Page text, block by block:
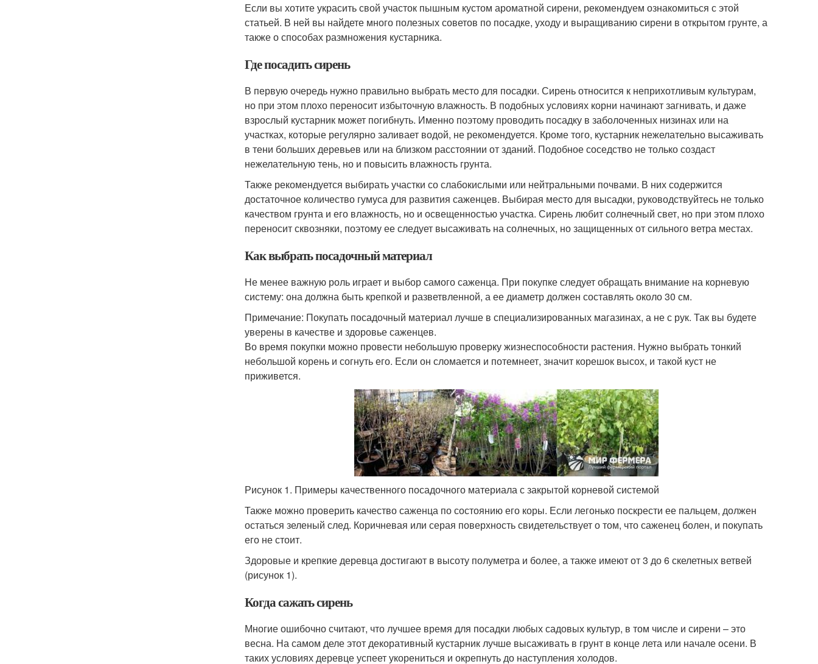
Если вы хотите украсить свой участок пышным кустом ароматной сирени, рекомендуем ознакомиться с этой
статьей. В ней вы найдете много полезных советов по посадке, уходу и выращиванию сирени в открытом грунте, а
также о способах размножения кустарника.
Где посадить сирень
В первую очередь нужно правильно выбрать место для посадки. Сирень относится к неприхотливым культурам,
но при этом плохо переносит избыточную влажность. В подобных условиях корни начинают загнивать, и даже
взрослый кустарник может погибнуть. Именно поэтому проводить посадку в заболоченных низинах или на
участках, которые регулярно заливает водой, не рекомендуется. Кроме того, кустарник нежелательно высаживать
в тени больших деревьев или на близком расстоянии от зданий. Подобное соседство не только создаст
нежелательную тень, но и повысить влажность грунта.
Также рекомендуется выбирать участки со слабокислыми или нейтральными почвами. В них содержится
достаточное количество гумуса для развития саженцев. Выбирая место для высадки, руководствуйтесь не только
качеством грунта и его влажность, но и освещенностью участка. Сирень любит солнечный свет, но при этом плохо
переносит сквозняки, поэтому ее следует высаживать на солнечных, но защищенных от сильного ветра местах.
Как выбрать посадочный материал
Не менее важную роль играет и выбор самого саженца. При покупке следует обращать внимание на корневую
систему: она должна быть крепкой и разветвленной, а ее диаметр должен составлять около 30 см.
Примечание: Покупать посадочный материал лучше в специализированных магазинах, а не с рук. Так вы будете
уверены в качестве и здоровье саженцев.
Во время покупки можно провести небольшую проверку жизнеспособности растения. Нужно выбрать тонкий
небольшой корень и согнуть его. Если он сломается и потемнеет, значит корешок высох, и такой куст не
приживется.
Рисунок 1. Примеры качественного посадочного материала с закрытой корневой системой
Также можно проверить качество саженца по состоянию его коры. Если легонько поскрести ее пальцем, должен
остаться зеленый след. Коричневая или серая поверхность свидетельствует о том, что саженец болен, и покупать
его не стоит.
Здоровые и крепкие деревца достигают в высоту полуметра и более, а также имеют от 3 до 6 скелетных ветвей
(рисунок 1).
Когда сажать сирень
Многие ошибочно считают, что лучшее время для посадки любых садовых культур, в том числе и сирени – это
весна. На самом деле этот декоративный кустарник лучше высаживать в грунт в конце лета или начале осени. В
таких условиях деревце успеет укорениться и окрепнуть до наступления холодов.